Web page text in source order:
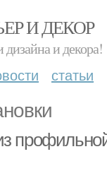
И ДЕКОР
и декора!
статьи